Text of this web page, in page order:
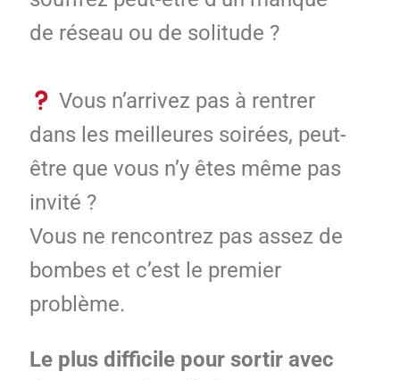
de réseau ou de solitude ?
Vous n’arrivez pas à rentrer
dans les meilleures soirées, peut-
être que vous n’y êtes même pas
invité ?
Vous ne rencontrez pas assez de
bombes et c’est le premier
problème.
Le plus difficile pour sortir avec